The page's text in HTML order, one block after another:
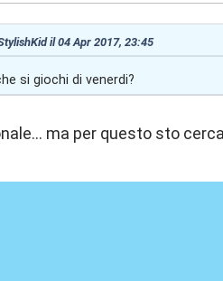
il 04 Apr 2017, 23:45
si giochi di venerdi?
ma per questo sto